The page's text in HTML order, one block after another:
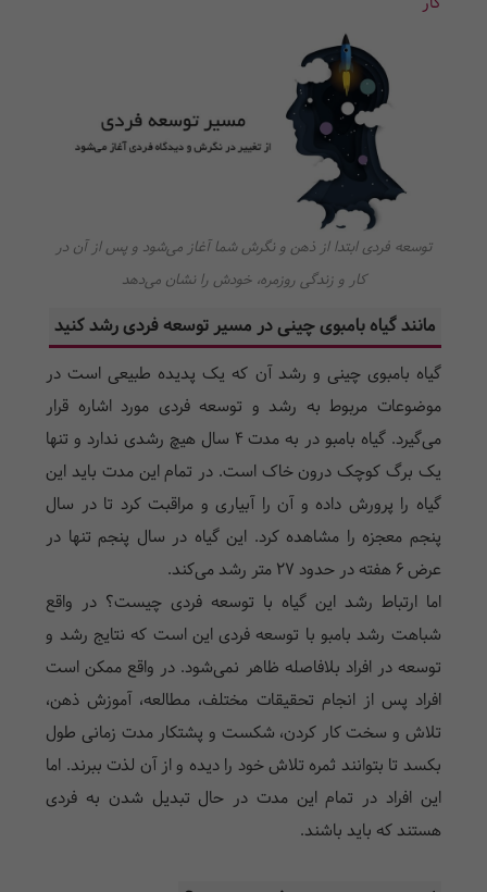
توسعه فردی ابتدا از ذهن و نگرش شما آغاز می‌شود و پس از آن در
کار و زندگی روزمره، خودش را نشان می‌دهد
مانند گیاه بامبوی چینی در مسیر توسعه فردی رشد کنید
گیاه بامبوی چینی و رشد آن که یک پدیده طبیعی است در
موضوعات مربوط به رشد و توسعه فردی مورد اشاره قرار
می‌گیرد. گیاه بامبو در به مدت 4 سال هیچ رشدی ندارد و تنها
یک برگ کوچک درون خاک است. در تمام این مدت باید این
گیاه را پرورش داده و آن را آبیاری و مراقبت کرد تا در سال
پنجم معجزه را مشاهده کرد. این گیاه در سال پنجم تنها در
عرض 6 هفته در حدود 27 متر رشد می‌کند.
اما ارتباط رشد این گیاه با توسعه فردی چیست؟ در واقع
شباهت رشد بامبو با توسعه فردی این است که نتایج رشد و
توسعه در افراد بلافاصله ظاهر نمی‌شود. در واقع ممکن است
افراد پس از انجام تحقیقات مختلف، مطالعه، آموزش ذهن،
تلاش و سخت کار کردن، شکست و پشتکار مدت زمانی طول
بکسد تا بتوانند ثمره تلاش خود را دیده و از آن لذت ببرند. اما
این افراد در تمام این مدت در حال تبدیل شدن به فردی
هستند که باید باشند.